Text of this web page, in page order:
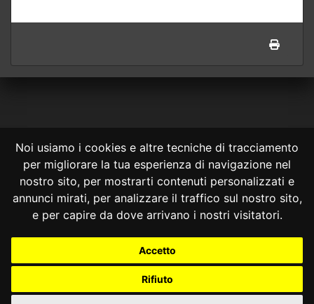
Noi usiamo i cookies e altre tecniche di tracciamento
per migliorare la tua esperienza di navigazione nel
nostro sito, per mostrarti contenuti personalizzati e
annunci mirati, per analizzare il traffico sul nostro sito,
e per capire da dove arrivano i nostri visitatori.
Accetto
Rifiuto
CONSULTA ONLINE DAL 1995 -NOTE LEGALI
Consulta OnLine non ha prodotto e non è responsabile per i contenuti e
le informazioni legali di siti collegati.
costituisce una relazione di consulenza legale.
Nessuno deve confidare o agire in base alle informazioni disponibili in
info@giurcost.org| Giurisprudenza Costituzionale|